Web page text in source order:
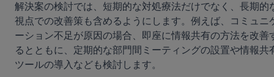
解決案の検討では、短期的な対処療法だけでなく、長期的
視点での改善策も含めるようにします。例えば、コミュニ
ーション不足が原因の場合、即座に情報共有の方法を改善
るとともに、定期的な部門間ミーティングの設置や情報共
ツールの導入なども検討します。